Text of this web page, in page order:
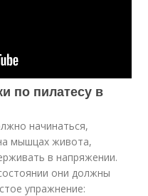
по пилатесу в
начинаться,
мышцах живота,
в напряжении.
они должны
упражнение: